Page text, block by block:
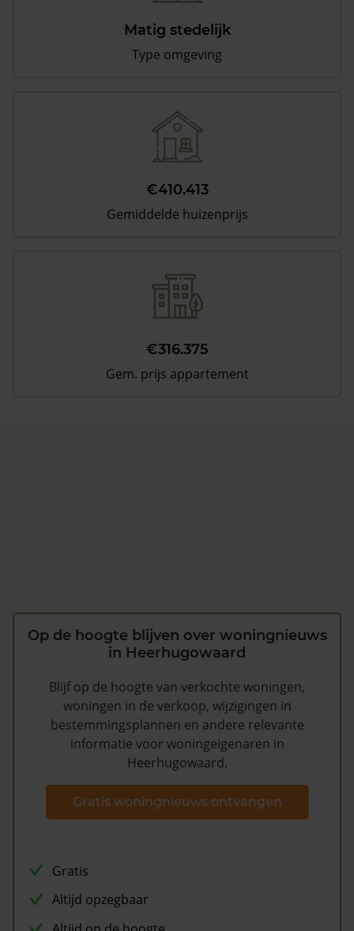
Matig stedelijk
Type omgeving
€410.413
Gemiddelde huizenprijs
€316.375
Gem. prijs appartement
Op de hoogte blijven over woningnieuws
in Heerhugowaard
Blijf op de hoogte van verkochte woningen,
woningen in de verkoop, wijzigingen in
bestemmingsplannen en andere relevante
informatie voor woningeigenaren in
Heerhugowaard.
Gratis woningnieuws ontvangen
Gratis
Altijd opzegbaar